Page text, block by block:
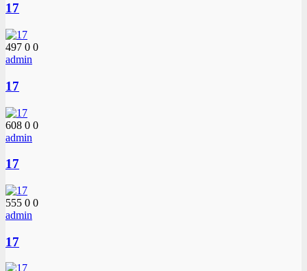
17
497 0 0
admin
17
608 0 0
admin
17
555 0 0
admin
17